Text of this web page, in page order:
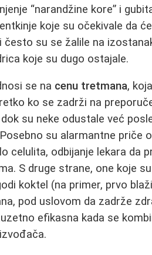
“narandžine kore” i
koje su očekivale da će
su se žalile na
koje su dugo ostajale.
se na cenu tretmana,
ko se zadrži na
su neke odustale već
su alarmantne priče o
celulita, odbijanje lekara da
S druge strane, one koje
koktel (na primer, prvo
pod uslovom da zadrže
efikasna kada se